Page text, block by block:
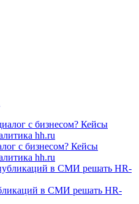
с бизнесом? Кейсы
hh.ru
в СМИ решать HR-